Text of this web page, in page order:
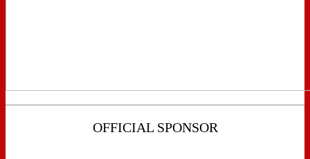
OFFICIAL SPONSOR